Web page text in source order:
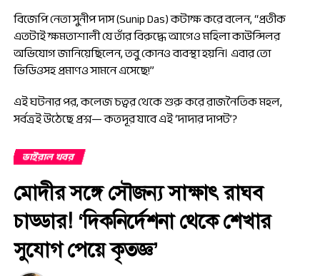
বিজেপি নেতা সুনীপ দাস (Sunip Das) কটাক্ষ করে বলেন, “প্রতীক
এতটাই ক্ষমতাশালী যে তাঁর বিরুদ্ধে আগেও মহিলা কাউন্সিলর
অভিযোগ জানিয়েছিলেন, তবু কোনও ব্যবস্থা হয়নি। এবার তো
ভিডিওসহ প্রমাণও সামনে এসেছে!”
এই ঘটনার পর, কলেজ চত্বর থেকে শুরু করে রাজনৈতিক মহল,
সর্বত্রই উঠেছে প্রশ্ন— কতদূর যাবে এই ‘দাদার দাপট’?
ভাইরাল খবর
মোদীর সঙ্গে সৌজন্য সাক্ষাৎ রাঘব
চাড্ডার! ‘দিকনির্দেশনা থেকে শেখার
সুযোগ পেয়ে কৃতজ্ঞ’